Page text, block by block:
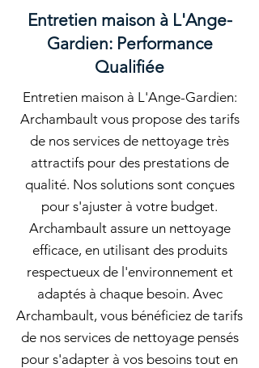
Entretien maison à L'Ange-
Gardien: Performance
Qualifiée
Entretien maison à L'Ange-Gardien:
Archambault vous propose des tarifs
de nos services de nettoyage très
attractifs pour des prestations de
qualité. Nos solutions sont conçues
pour s'ajuster à votre budget.
Archambault assure un nettoyage
efficace, en utilisant des produits
respectueux de l'environnement et
adaptés à chaque besoin. Avec
Archambault, vous bénéficiez de tarifs
de nos services de nettoyage pensés
pour s'adapter à vos besoins tout en